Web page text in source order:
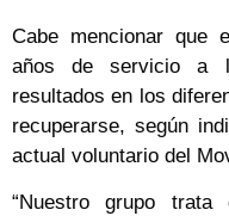
Cabe mencionar que
años de servicio a
resultados en los
recuperarse, según
actual voluntario del
“Nuestro grupo trata